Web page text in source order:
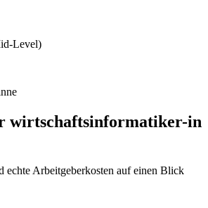
Level)
wirtschaftsinformatiker-in
echte Arbeitgeberkosten auf einen Blick